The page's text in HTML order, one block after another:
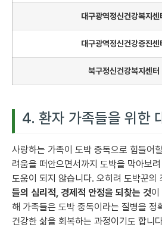
대구광역정신건강복지센
대구광역정신건강증진센
북구정신건강복지센터
4. 환자 가족들을 위한
사랑하는 가족이 도박 중독으로 힘들어
려움을 떠안으면서까지 도박을 막아보
도움이 되지 않습니다. 오히려 도박꾼
들의 심리적, 경제적 안정을 되찾는 것
해 가족들은 도박 중독이라는 질병을
건강한 삶을 회복하는 과정이기도 합니